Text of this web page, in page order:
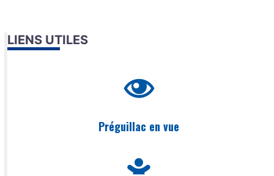
LIENS UTILES
Préguillac en vue